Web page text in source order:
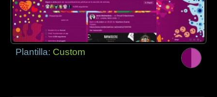
Plantilla: Custom